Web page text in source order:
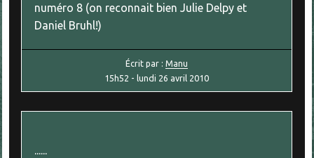
numéro 8 (on reconnait bien Julie Delpy et
Daniel Bruhl!)
Écrit par :Manu
15h52 -lundi 26 avril 2010
......